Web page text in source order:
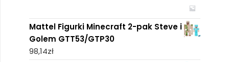
Mattel Figurki Minecraft 2-pak Steve i
Golem GTT53/GTP30
98,14zł